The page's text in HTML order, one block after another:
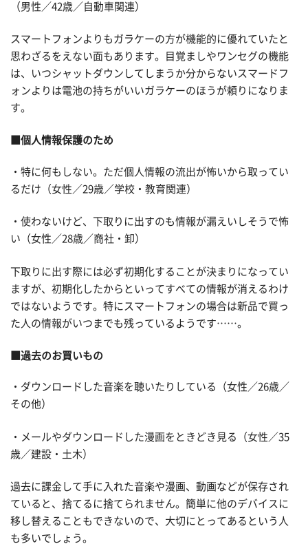
（男性／42歳／自動車関連）
スマートフォンよりもガラケーの方が機能的に優れていたと
思わざるをえない面もあります。目覚ましやワンセグの機能
は、いつシャットダウンしてしまうか分からないスマードフ
ォンよりは電池の持ちがいいガラケーのほうが頼りになりま
す。
■個人情報保護のため
・特に何もしない。ただ個人情報の流出が怖いから取ってい
るだけ（女性／29歳／学校・教育関連）
・使わないけど、下取りに出すのも情報が漏えいしそうで怖
い（女性／28歳／商社・卸）
下取りに出す際には必ず初期化することが決まりになってい
ますが、初期化したからといってすべての情報が消えるわけ
ではないようです。特にスマートフォンの場合は新品で買っ
た人の情報がいつまでも残っているようです……。
■過去のお買いもの
・ダウンロードした音楽を聴いたりしている（女性／26歳／
その他）
・メールやダウンロードした漫画をときどき見る（女性／35
歳／建設・土木）
過去に課金して手に入れた音楽や漫画、動画などが保存され
ていると、捨てるに捨てられません。簡単に他のデバイスに
移し替えることもできないので、大切にとってあるという人
も多いでしょう。